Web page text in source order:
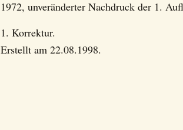
1972, unveränderter Nachdruck der 1.
1. Korrektur.
Erstellt am 22.08.1998.